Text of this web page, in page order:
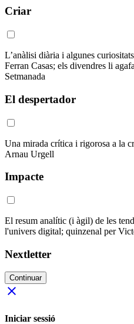
Criar
L’anàlisi diària i algunes
Ferran Casas; els divendres li
Setmanada
El despertador
Una mirada crítica i rigorosa a la
Arnau Urgell
Impacte
El resum analític (i àgil) de les
l'univers digital; quinzenal per
Nextletter
Continuar
close
Iniciar sessió